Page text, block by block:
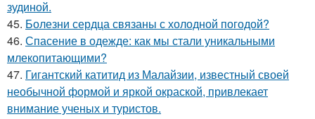
зудиной.
45. Болезни сердца связаны с холодной погодой?
46. Спасение в одежде: как мы стали уникальными
млекопитающими?
47. Гигантский катитид из Малайзии, известный своей
необычной формой и яркой окраской, привлекает
внимание ученых и туристов.